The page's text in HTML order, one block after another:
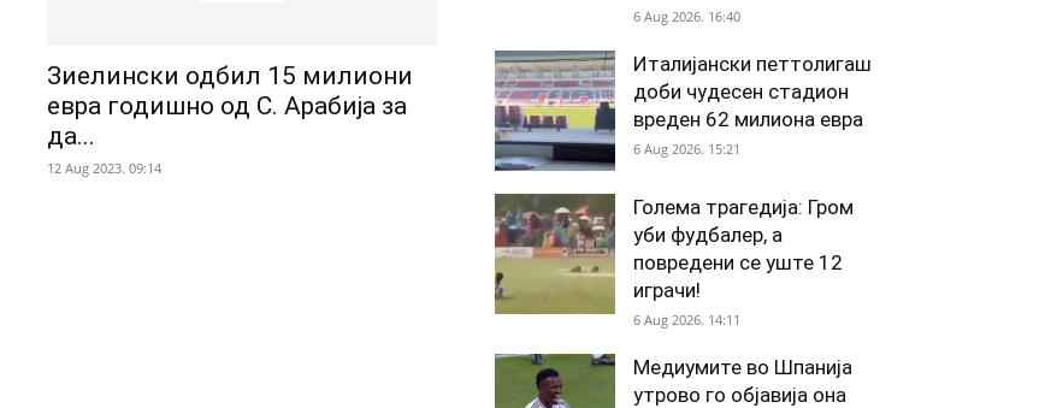
Зиелински одбил 15 милиони
евра годишно од С. Арабија за
да...
12 Aug 2023. 09:14
6 Aug 2026. 16:40
Италијански петтолигаш
доби чудесен стадион
вреден 62 милиона евра
6 Aug 2026. 15:21
Голема трагедија: Гром
уби фудбалер, а
повредени се уште 12
играчи!
6 Aug 2026. 14:11
Медиумите во Шпанија
утрово го објавија она